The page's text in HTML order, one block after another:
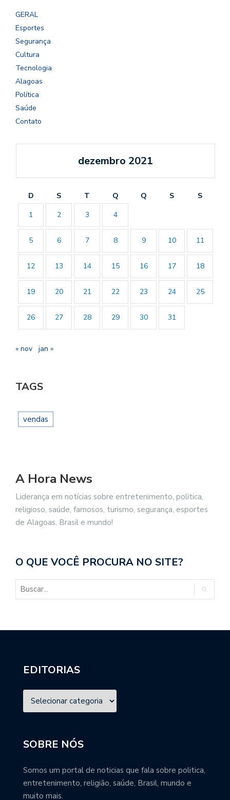
GERAL
Esportes
Segurança
Cultura
Tecnologia
Alagoas
Política
Saúde
Contato
dezembro 2021
D S T Q Q S
S
1
2 3 4
5 6 7 8 9 10 11
12 13 14 15 16 17 18
19 20 21 22 23 24 25
26 27 28 29 30 31
« nov jan »
TAGS
vendas
A Hora News
Liderança em notícias sobre entretenimento, politica,
religioso, saúde, famosos, turismo, segurança, esportes
de Alagoas, Brasil e mundo!
O QUE VOCÊ PROCURA NO SITE?
EDITORIAS
SOBRE NÓS
Somos um portal de noticias que fala sobre politica,
entretenimento, religião, saúde, Brasil, mundo e
muito mais.